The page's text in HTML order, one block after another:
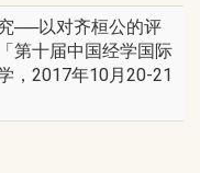
──以对齐桓公的评
第十届中国经学国际
，2017年10月20-21